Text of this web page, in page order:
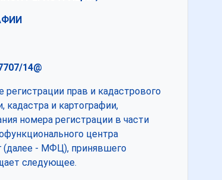
14@
регистрации прав и кадастрового
кадастра и картографии,
номера регистрации в части
центра
(далее - МФЦ), принявшего
следующее.